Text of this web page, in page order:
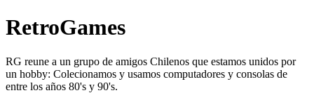
RetroGames
RG reune a un grupo de amigos Chilenos que estamos unidos por
un hobby: Colecionamos y usamos computadores y consolas de
entre los años 80's y 90's.